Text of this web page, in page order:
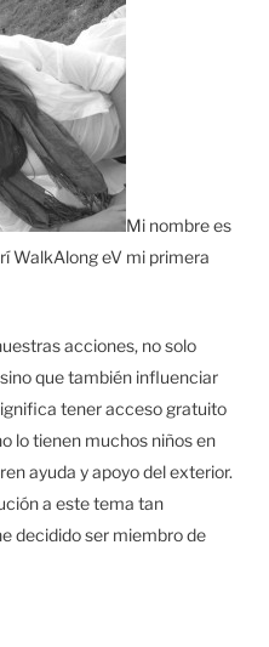
Mi nombre es
WalkAlong eV mi primera
acciones, no solo
que también influenciar
tener acceso gratuito
lo tienen muchos niños en
ayuda y apoyo del exterior.
a este tema tan
decidido ser miembro de